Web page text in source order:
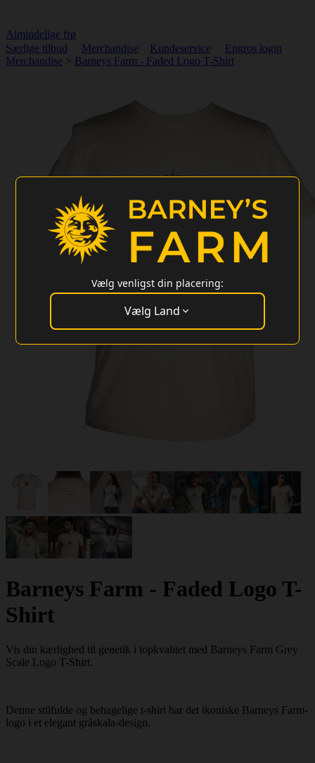
Almindelige frø
Særlige tilbud
Merchandise Kundeservice
Engros login
Merchandise > Barneys Farm - Faded Logo T-Shirt
Barneys Farm - Faded Logo T-
Shirt
Vis din kærlighed til genetik i topkvalitet med Barneys Farm Grey
Scale Logo T-Shirt.
Denne stilfulde og behagelige t-shirt har det ikoniske Barneys Farm-
logo i et elegant gråskala-design.
Vælg venligst din placering:
Vælg Land